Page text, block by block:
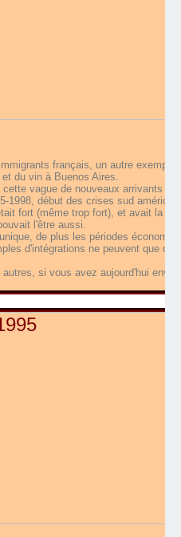
français, un autre
du vin à Buenos Aires.
vague de nouveaux arrivants
1998, début des crises sud
fort (même trop fort), et avait la
l'être aussi.
de plus les périodes
d'intégrations ne peuvent que
si vous avez aujourd'hui